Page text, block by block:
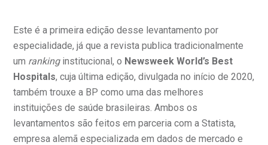
Fale ConoscoBP Mirante
corporativa
socialTeleinterconsulta
Centro de Doenças Autoimunes
de cópia de prontuário médico
de orçamento particular
de veracidade de atestado
atendimento
Este é a primeira edição desse levantamento por
especialidade, já que a revista publica tradicionalmente
um rankinginstitucional, o Newsweek World’s Best
Hospitals, cuja última edição, divulgada no início de 2020,
também trouxe a BP como uma das melhores
instituições de saúde brasileiras. Ambos os
levantamentos são feitos em parceria com a Statista,
empresa alemã especializada em dados de mercado e